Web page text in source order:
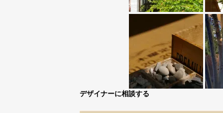
デザイナーに相談する